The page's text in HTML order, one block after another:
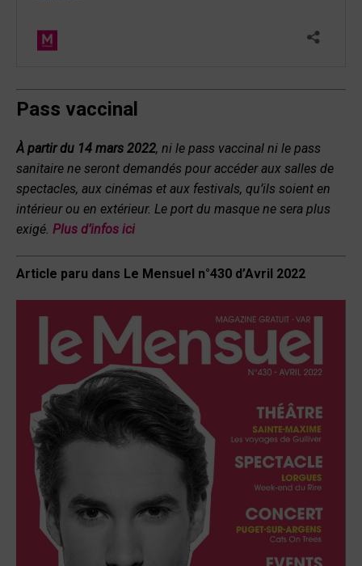
Pass vaccinal
À partir du 14 mars 2022, ni le pass vaccinal ni le pass
sanitaire ne seront demandés pour accéder aux salles de
spectacles, aux cinémas et aux festivals, qu’ils soient en
intérieur ou en extérieur. Le port du masque ne sera plus
exigé. Plus d’infos ici
Article paru dans Le Mensuel n°430 d’Avril 2022